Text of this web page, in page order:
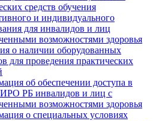
средств обучения
и индивидуального
для инвалидов и лиц
возможностями здоровья
о наличии оборудованных
для проведения практических
об обеспечении доступа в
ИРО РБ инвалидов и лиц с
возможностями здоровья
о специальных условиях